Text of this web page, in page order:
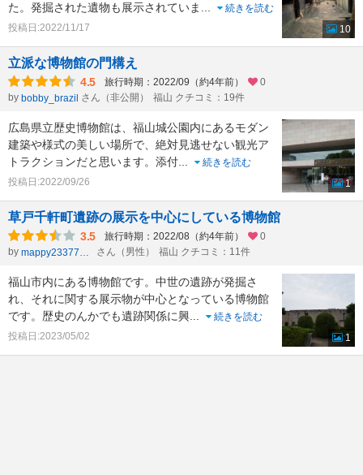
た。発掘された遺物も展示されていま
続きを読む
投稿日:2022/11/17
10
立派な博物館の門構え
4.5 旅行時期：2022/09（約4年前）
0
by bobby_brazil さん（非公開） 福山 クチコミ：19件
広島県立歴史博物館は、福山城公園内にあるモダン
建築や様式の美しい場所で、絶対見逃せない観光ア
トラクションだと思います。添付
続きを読む
投稿日:2022/09/26
1
草戸千軒町遺跡の展示を中心にしている博物館
3.5 旅行時期：2022/08（約4年前）
0
by
mappy23377803 さん（男性） 福山 クチコミ：11件
福山市内にある博物館です。中世の遺跡が発掘さ
れ、それに関する展示物が中心となっている博物館
です。歴史のんかでも遺跡関係に興
続きを読む
投稿日:2023/05/02
1